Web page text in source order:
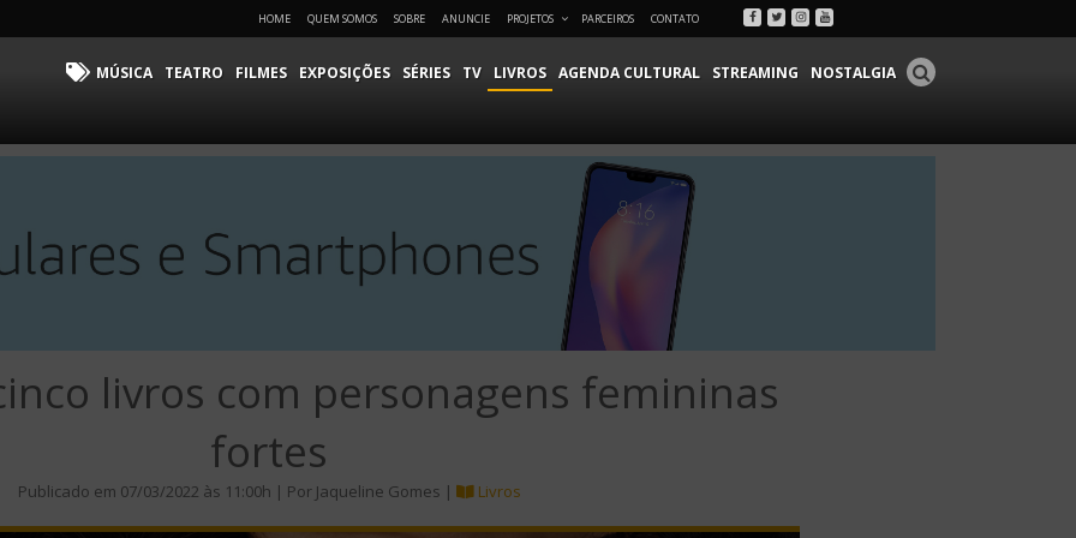
HOME QUEM SOMOS SOBRE ANUNCIE PROJETOS PARCEIROS CONTATO Facebook
Twitter
Instagram
Youtube
MÚSICA TEATRO FILMES EXPOSIÇÕES SÉRIES TV LIVROS AGENDA CULTURAL STREAMING NOSTALGIA
livros com personagens femininas
fortes
Publicado em 07/03/2022 às 11:00h | Por Jaqueline Gomes | Livros